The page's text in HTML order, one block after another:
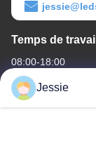
Temps de travail
08:00-18:00
Notre adresse
FS Science Park,
Jessie